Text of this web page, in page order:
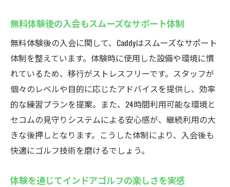
無料体験後の入会もスムーズなサポート体制
無料体験後の入会に関して、Caddyはスムーズなサポート
体制を整えています。体験時に使用した設備や環境に慣
れているため、移行がストレスフリーです。スタッフが
個々のレベルや目的に応じたアドバイスを提供し、効率
的な練習プランを提案。また、24時間利用可能な環境と
セコムの見守りシステムによる安心感が、継続利用の大
きな後押しとなります。こうした体制により、入会後も
快適にゴルフ技術を磨けるでしょう。
体験を通じてインドアゴルフの楽しさを実感